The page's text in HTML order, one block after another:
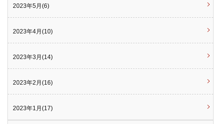
2023年5月(6)
2023年4月(10)
2023年3月(14)
2023年2月(16)
2023年1月(17)